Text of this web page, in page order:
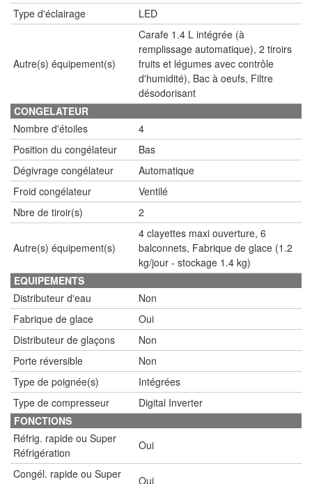
Type d'éclairage LED
Autre(s) équipement(s)
Carafe 1.4 L intégrée (à
remplissage automatique), 2 tiroirs
fruits et légumes avec contrôle
d'humidité), Bac à oeufs, Filtre
désodorisant
CONGELATEUR
Nombre d'étoiles
4
Position du congélateur
Bas
Dégivrage congélateur
Automatique
Froid congélateur
Ventilé
Nbre de tiroir(s)
2
Autre(s) équipement(s)
4 clayettes maxi ouverture, 6
balconnets, Fabrique de glace (1.2
kg/jour - stockage 1.4 kg)
EQUIPEMENTS
Distributeur d'eau
Non
Fabrique de glace
Oui
Distributeur de glaçons
Non
Porte réversible
Non
Type de poignée(s)
Intégrées
Type de compresseur
Digital Inverter
FONCTIONS
Réfrig. rapide ou Super
Réfrigération
Oui
Congél. rapide ou Super
Oui